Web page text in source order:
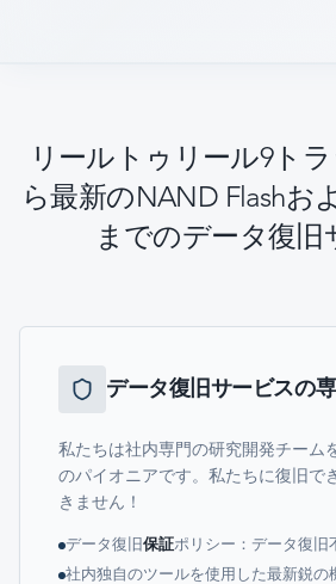
リールトゥリール9ト
ら最新のNAND Flashお
までのデータ復旧
データ復旧サービスの
私たちは社内専門の研究開発チーム
のパイオニアです。私たちに復旧で
きません！
データ復旧保証ポリシー：データ復旧
社内独自のツールを使用した最新鋭の